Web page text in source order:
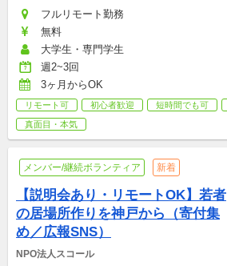
フルリモート勤務
無料
大学生・専門学生
週2~3回
3ヶ月からOK
リモート可 初心者歓迎 短時間でも可
真面目・本気
メンバー/継続ボランティア 新着
【説明会あり・リモートOK】若者
の居場所作りを神戸から（寄付集
め／広報SNS）
NPO法人スコール